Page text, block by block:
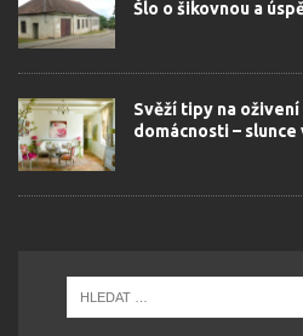
Šlo o šikovnou a
Svěží tipy na
domácnosti –